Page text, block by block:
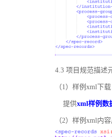
4.3 项目规范描述
（1）样例xml下载
提供xml样例数
（2）样例xml内